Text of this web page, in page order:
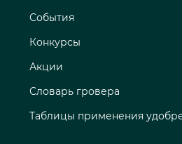
События
Конкурсы
Акции
Словарь гровера
Таблицы применения